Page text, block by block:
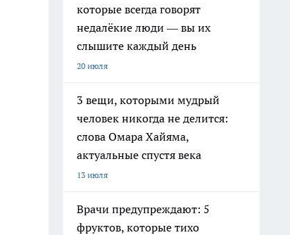
которые всегда говорят
недалёкие люди — вы их
слышите каждый день
20 июля
3 вещи, которыми мудрый
человек никогда не делится:
слова Омара Хайяма,
актуальные спустя века
13 июля
Врачи предупреждают: 5
фруктов, которые тихо